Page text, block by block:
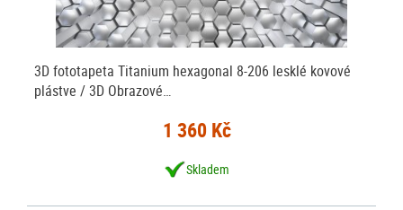
3D fototapeta Titanium hexagonal 8-206 lesklé kovové
plástve / 3D Obrazové…
1 360 Kč
Skladem